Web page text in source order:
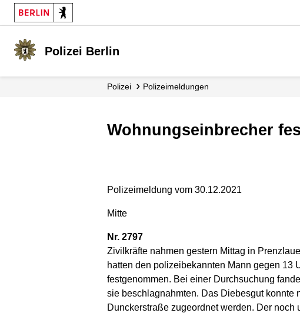
Polizei Berlin
Polizei Polizei­meldungen
Wohnungseinbrecher
Polizeimeldung vom 30.12.2021
Mitte
Nr. 2797
Zivilkräfte nahmen gestern Mittag in
hatten den polizeibekannten Mann gegen 13
festgenommen. Bei einer Durchsuchung
sie beschlagnahmten. Das Diebesgut konnte
Dunckerstraße zugeordnet werden. Der